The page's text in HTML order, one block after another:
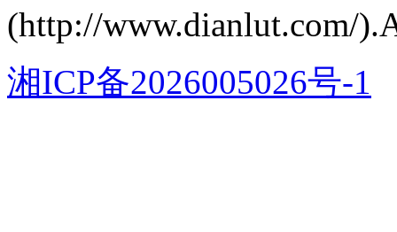
(http://www.dianlut.com/
湘ICP备2026005026号-1